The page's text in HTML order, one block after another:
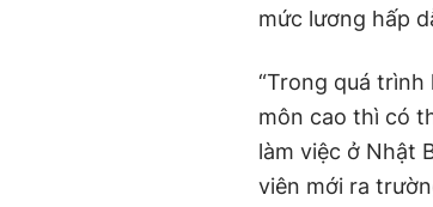
mức lương hấp
“Trong quá
môn cao thì có
làm việc ở Nhật
viên mới ra